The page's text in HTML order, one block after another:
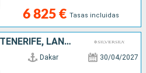
6 825 € Tasas incluidas
SENEGAL, CABO VERDE, TENERIFE, LANZAROTE, MARRUECOS, ESPAÑA, PORTUGAL
Dakar 30/04/2027